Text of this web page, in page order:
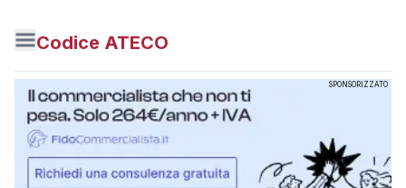
Codice ATECO
SPONSORIZZATO